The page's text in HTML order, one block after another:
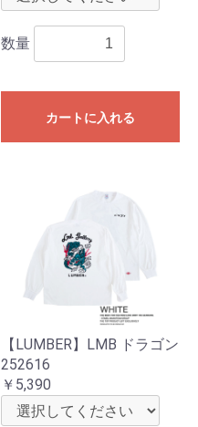
数量
カートに入れる
【LUMBER】LMB ドラゴン
252616
￥5,390